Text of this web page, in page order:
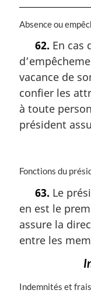
N
e
m
r
g
i
e
Absence ou
62. En cas
vacance de
confier les
à toute
président
N
e
m
r
n
Fonctions du
63. Le
en est le
assure la
entre les
N
Indemnités et frais